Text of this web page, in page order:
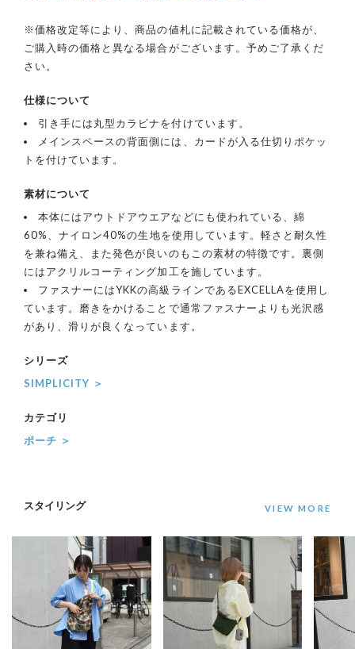
※価格改定等により、商品の値札に記載されている価格が、
ご購入時の価格と異なる場合がございます。予めご了承くだ
さい。
仕様について
引き手には丸型カラビナを付けています。
メインスペースの背面側には、カードが入る仕切りポケッ
トを付けています。
素材について
本体にはアウトドアウエアなどにも使われている、綿
60%、ナイロン40%の生地を使用しています。軽さと耐久性
を兼ね備え、また発色が良いのもこの素材の特徴です。裏側
にはアクリルコーティング加工を施しています。
ファスナーにはYKKの高級ラインであるEXCELLAを使用し
ています。磨きをかけることで通常ファスナーよりも光沢感
があり、滑りが良くなっています。
シリーズ
SIMPLICITY ＞
カテゴリ
ポーチ ＞
スタイリング